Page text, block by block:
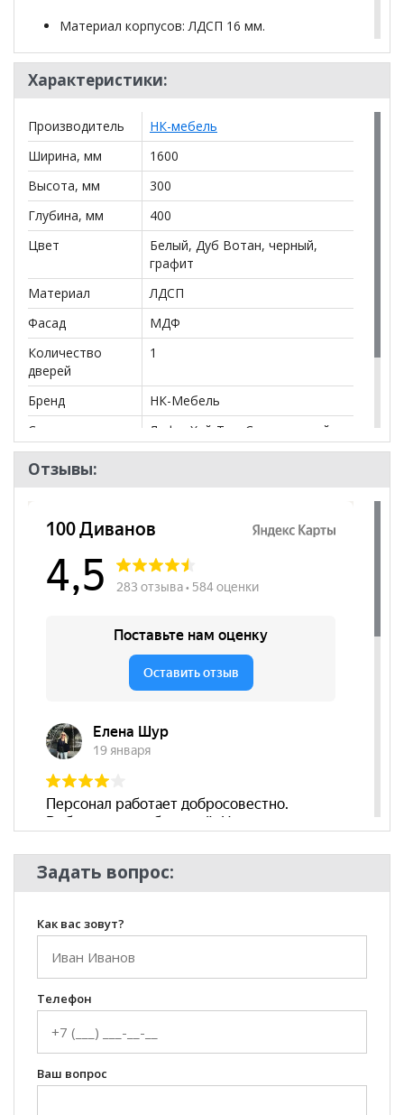
Материал корпусов: ЛДСП 16 мм.
Механизм открывания: газлифты плавного
открывания с системой «push-to-open».
Цвета фасадов: белый глянец, черный глянец,
серый графит, дуб вотан
Нагрузка до 20 кг
*Дополнительную информацию о том, как купить
Поинт тип-30 шкаф навесной под ТВ
нашего менеджера по телефону+79292022735.
**Цены на официальном сайте
действительны только для интернет-магазинаи
могут отличаться от цен в розничных магазинах-
салонах сети!
Характеристики:
Производитель
НК-мебель
Ширина, мм
1600
Высота, мм
300
Глубина, мм
400
Цвет
Белый, Дуб Вотан, черный,
графит
Материал
ЛДСП
Фасад
МДФ
Количество
дверей
1
Бренд
НК-Мебель
Стиль
Лофт, Хай-Тек, Современный
Комната
Пол
Отзывы:
Задать вопрос:
Как вас зовут?
Телефон
Ваш вопрос